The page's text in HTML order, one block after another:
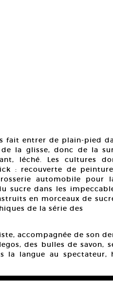
fait entrer de plain-pied
la glisse, donc de la
léché. Les cultures
: recouverte de
automobile pour
sucre dans les
en morceaux de
de la série des
accompagnée de son
des bulles de savon,
la langue au